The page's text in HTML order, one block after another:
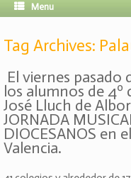
Menu
Tag Archives:
El viernes pasado
los alumnos de 4º
José Lluch de
JORNADA
DIOCESANOS en
Valencia.